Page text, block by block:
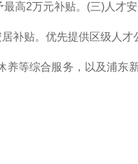
高2万元补贴。(三)人才
补贴。优先提供区级人才
等综合服务，以及浦东